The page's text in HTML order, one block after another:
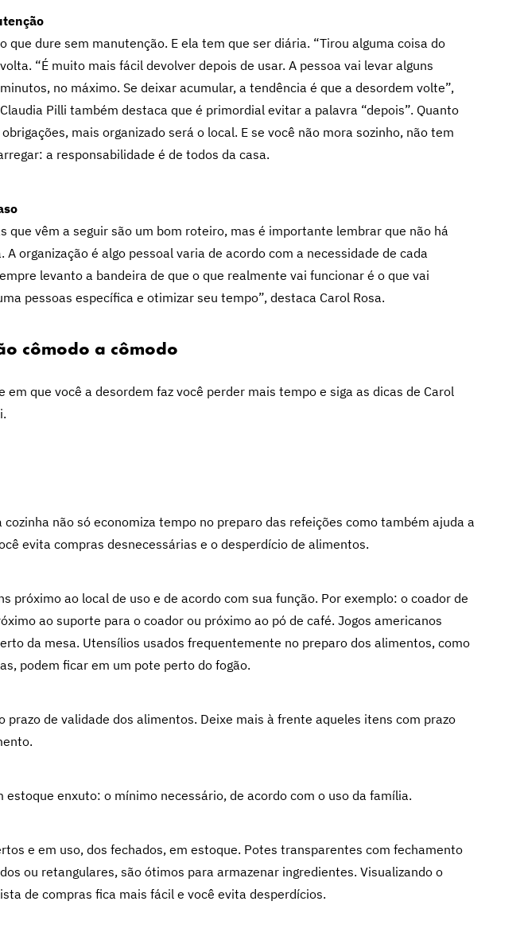
que dure sem manutenção. E ela tem que ser diária. “Tirou alguma coisa do
“É muito mais fácil devolver depois de usar. A pessoa vai levar alguns
no máximo. Se deixar acumular, a tendência é que a desordem volte”,
Pilli também destaca que é primordial evitar a palavra “depois”. Quanto
mais organizado será o local. E se você não mora sozinho, não tem
a responsabilidade é de todos da casa.
que vêm a seguir são um bom roteiro, mas é importante lembrar que não há
A organização é algo pessoal varia de acordo com a necessidade de cada
levanto a bandeira de que o que realmente vai funcionar é o que vai
pessoas específica e otimizar seu tempo”, destaca Carol Rosa.
cômodo a cômodo
em que você a desordem faz você perder mais tempo e siga as dicas de Carol
cozinha não só economiza tempo no preparo das refeições como também ajuda a
evita compras desnecessárias e o desperdício de alimentos.
próximo ao local de uso e de acordo com sua função. Por exemplo: o coador de
ao suporte para o coador ou próximo ao pó de café. Jogos americanos
da mesa. Utensílios usados frequentemente no preparo dos alimentos, como
podem ficar em um pote perto do fogão.
prazo de validade dos alimentos. Deixe mais à frente aqueles itens com prazo
estoque enxuto: o mínimo necessário, de acordo com o uso da família.
e em uso, dos fechados, em estoque. Potes transparentes com fechamento
ou retangulares, são ótimos para armazenar ingredientes. Visualizando o
de compras fica mais fácil e você evita desperdícios.